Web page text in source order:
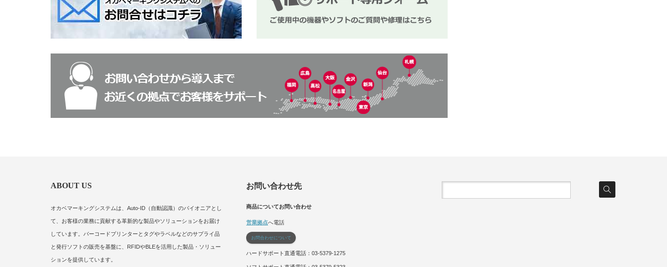
ABOUT US
オカベマーキングシステムは、Auto-ID（自動認識）のパイオニアとし
て、お客様の業務に貢献する革新的な製品やソリューションをお届け
しています。バーコードプリンターとタグやラベルなどのサプライ品
と発行ソフトの販売を基盤に、RFIDやBLEを活用した製品・ソリュー
ションを提供しています。
お問い合わせ先
商品についてお問い合わせ
営業拠点へ電話
お問合わせについて
ハードサポート直通電話：03-5379-1275